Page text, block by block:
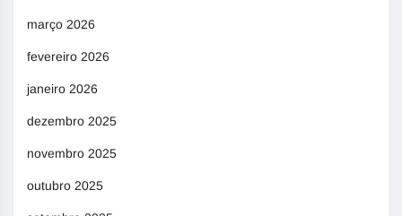
março 2026
fevereiro 2026
janeiro 2026
dezembro 2025
novembro 2025
outubro 2025